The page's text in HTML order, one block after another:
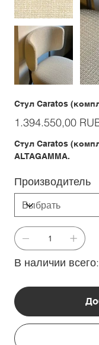
Стул Caratos
Первоначальная
цена
1.394.550,00
Стул Caratos
ALTAGAMMA.
Производитель
В наличии